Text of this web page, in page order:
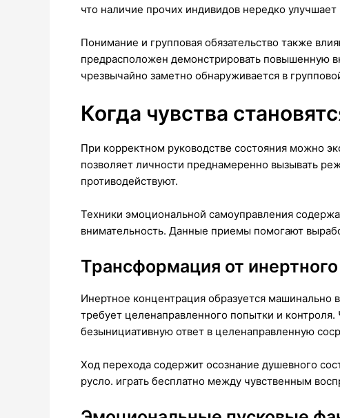
что наличие прочих индивидов нередко
Понимание и групповая обязательство также
предрасположен демонстрировать повышенную
чрезвычайно заметно обнаруживается в
Когда чувства
При корректном руководстве состояния можно
позволяет личности преднамеренно вызывать
противодействуют.
Техники эмоциональной самоуправления
внимательность. Данные приемы помогают
Трансформация от
Инертное концентрация образуется машинально
требует целенаправленного попытки и
безынициативную ответ в целенаправленную
Ход перехода содержит осознание душевного
русло. играть бесплатно между чувственным